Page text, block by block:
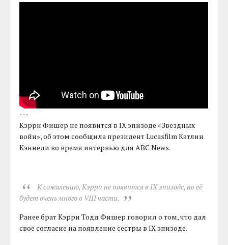
---
Кэрри Фишер не появится в IX эпизоде «Звездных
войн», об этом сообщила президент Lucasfilm Кэтлин
Кэннеди во время интервью для ABC News.
К сожалению, Кэрри не появится в IX эпизоде, но её
будет очень много в VIII части.
Ранее брат Кэрри Тодд Фишер говорил о том, что дал
свое согласие на появление сестры в IX эпизоде.